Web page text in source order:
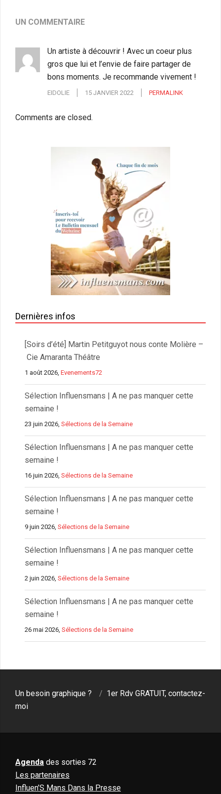
13
UN COMMENTAIRE
Un artiste à découvrir ! Avec un coeur plus
gros que lui et l’envie de faire partager de
bons moments. Je recommande vivement !
EIDOLIE 15 JANVIER 2022 PERMALINK
Comments are closed.
Dernières infos
[Soirs d’été] Martin Petitguyot nous conte Molière –
Cie Amaranta Théâtre
1 août 2026,Evenements72
Sélection Influensmans | A ne pas manquer cette
semaine !
23 juin 2026,Sélections de la Semaine
Sélection Influensmans | A ne pas manquer cette
semaine !
16 juin 2026,Sélections de la Semaine
Sélection Influensmans | A ne pas manquer cette
semaine !
9 juin 2026,Sélections de la Semaine
Sélection Influensmans | A ne pas manquer cette
semaine !
2 juin 2026,Sélections de la Semaine
Sélection Influensmans | A ne pas manquer cette
semaine !
26 mai 2026,Sélections de la Semaine
Un besoin graphique ?
1er Rdv GRATUIT, contactez-
moi
Agenda des sorties 72
Les partenaires
Influen’S Mans Dans la Presse